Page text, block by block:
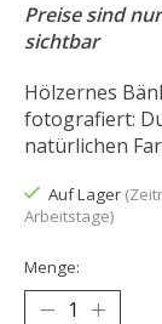
Preise sind
sichtbar
Hölzernes
fotografiert:
natürlichen
Auf Lager
Arbeitstage)
Menge: